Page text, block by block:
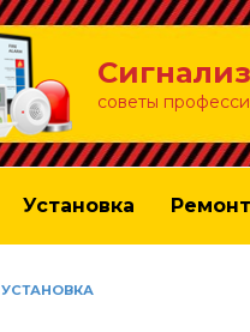
советы
Установка Ремонт
УСТАНОВКА